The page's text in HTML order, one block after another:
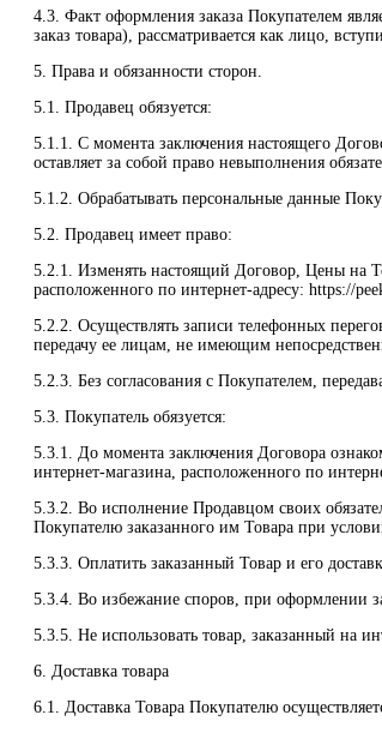
4.3. Факт оформления заказа Покупателем
заказ товара), рассматривается как лицо,
5. Права и обязанности сторон.
5.1. Продавец обязуется:
5.1.1. С момента заключения настоящего
оставляет за собой право невыполнения
5.1.2. Обрабатывать персональные данные
5.2. Продавец имеет право:
5.2.1. Изменять настоящий Договор, Цены на
расположенного по интернет-адресу: https://
5.2.2. Осуществлять записи телефонных
передачу ее лицам, не имеющим
5.2.3. Без согласования с Покупателем,
5.3. Покупатель обязуется:
5.3.1. До момента заключения Договора
интернет-магазина, расположенного по
5.3.2. Во исполнение Продавцом своих
Покупателю заказанного им Товара при
5.3.3. Оплатить заказанный Товар и его
5.3.4. Во избежание споров, при оформлении
5.3.5. Не использовать товар, заказанный на
6. Доставка товара
6.1. Доставка Товара Покупателю